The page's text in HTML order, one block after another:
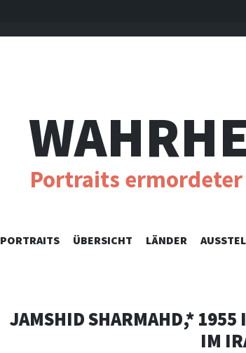
Portraits
PORTRAITS ÜBERSICHT LÄNDER
JAMSHID SHARMAHD,*
IM